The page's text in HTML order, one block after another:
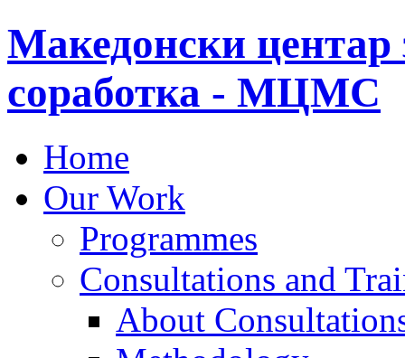
Македонски центар
соработка - МЦМС
Home
Our Work
Programmes
Consultations and
About